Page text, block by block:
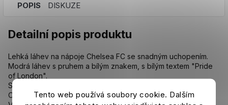
Tento web používá soubory cookie. Dalším
POPIS DISKUZE
Detailní popis produktu
Lehká láhev na nápoje Chelsea FC se snadným uchopením.
Modrá láhev s pruhem a bílým znakem, s bílým textem "Pride
of London".
Se šroubovacím víčkem a pítkem push-pull.
Objem: 750 ml.